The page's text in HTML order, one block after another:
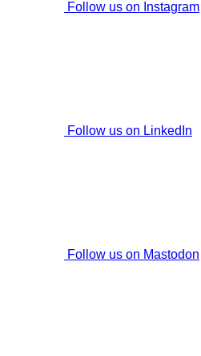
Follow us on Instagram
Follow us on LinkedIn
Follow us on Mastodon